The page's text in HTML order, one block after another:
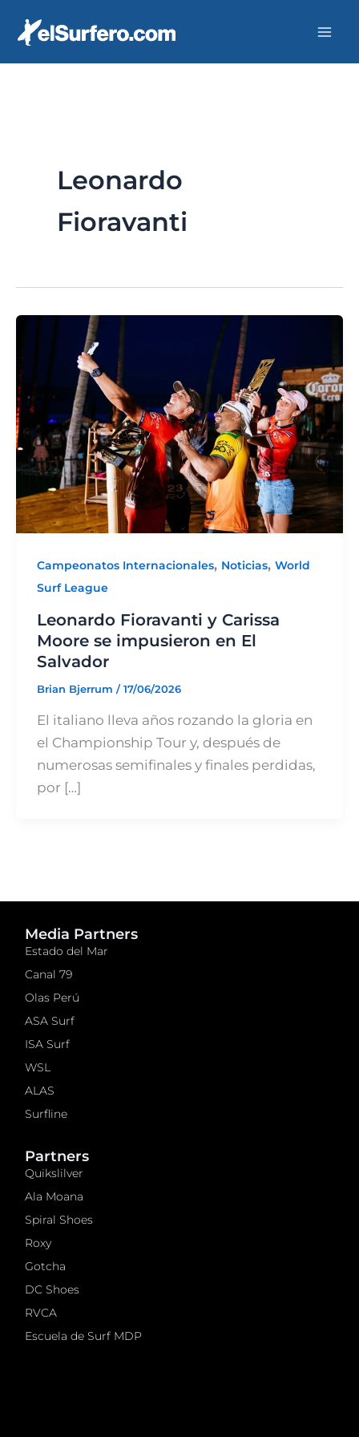
Leonardo
Fioravanti
Campeonatos Internacionales, Noticias, World
Surf League
Leonardo Fioravanti y Carissa
Moore se impusieron en El
Salvador
Brian Bjerrum /17/06/2026
El italiano lleva años rozando la gloria en
el Championship Tour y, después de
numerosas semifinales y finales perdidas,
por […]
Media Partners
Estado del Mar
Canal 79
Olas Perú
ASA Surf
ISA Surf
WSL
ALAS
Surfline
Partners
Quikslilver
Ala Moana
Spiral Shoes
Roxy
Gotcha
DC Shoes
RVCA
Escuela de Surf MDP